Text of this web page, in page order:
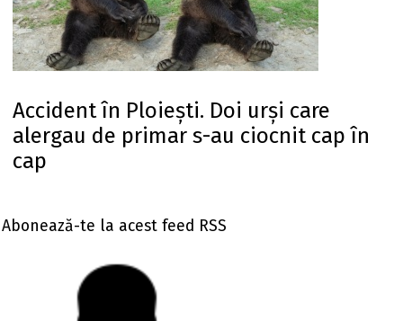
Accident în Ploiești. Doi urși care
alergau de primar s-au ciocnit cap în
cap
Abonează-te la acest feed RSS